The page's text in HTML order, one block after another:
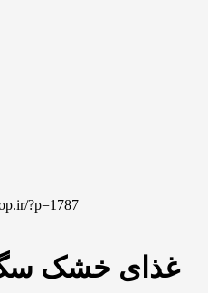
?p=1787
غذای خشک سگ